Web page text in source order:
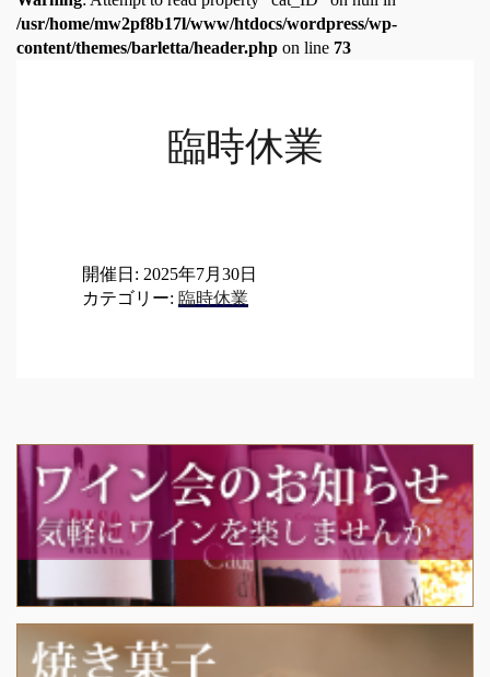
/usr/home/mw2pf8b17l/www/htdocs/wordpress/wp-
content/themes/barletta/header.php on line 73
臨時休業
開催日: 2025年7月30日
カテゴリー: 臨時休業
navigation